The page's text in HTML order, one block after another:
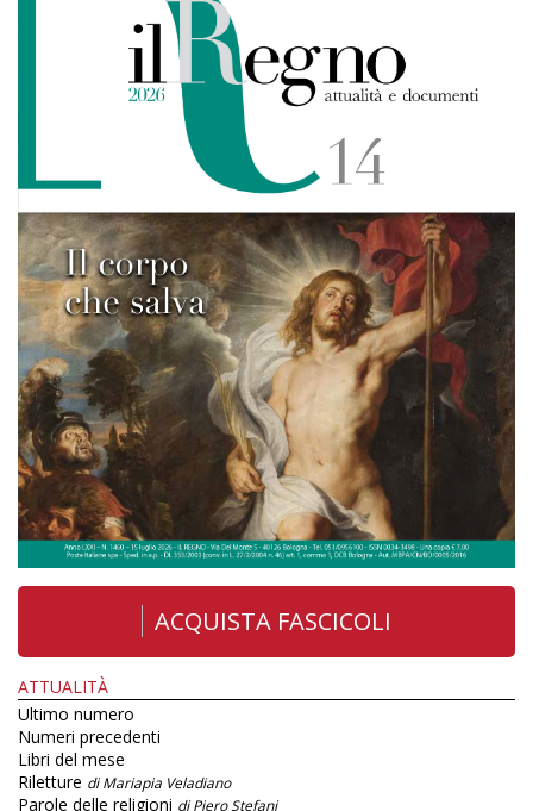
ACQUISTA FASCICOLI
ATTUALITÀ
Ultimo numero
Numeri precedenti
Libri del mese
Riletture di Mariapia Veladiano
Parole delle religioni di Piero Stefani